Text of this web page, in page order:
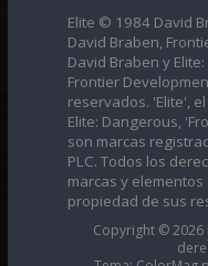
Elite © 1984 David
David Braben,
David Braben y
Frontier
reservados. 'Elite',
Elite: Dangerous,
son marcas
PLC. Todos los
marcas y
propiedad de sus
Copyright © 2026